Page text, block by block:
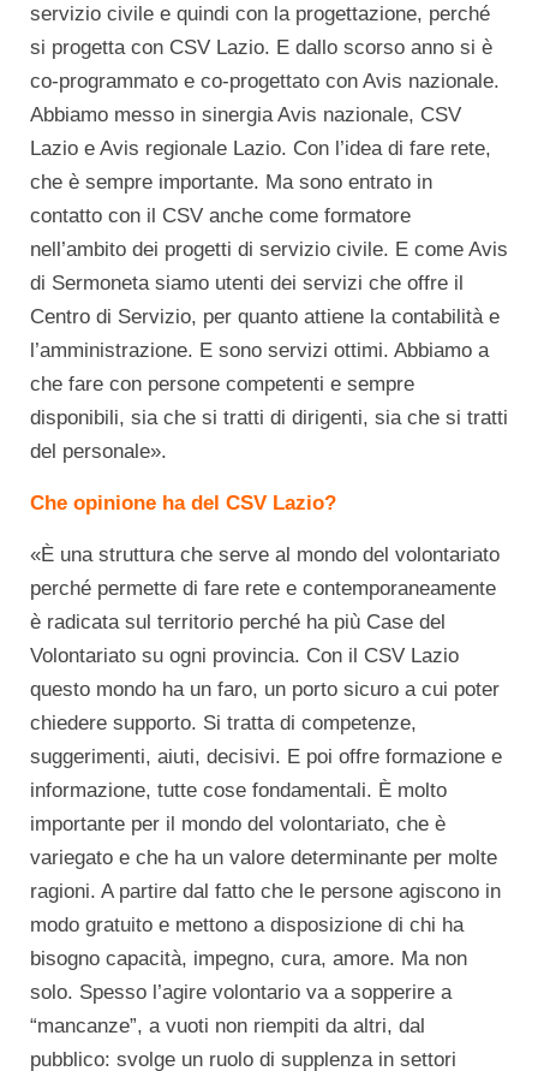
servizio civile e quindi con la progettazione, perché
si progetta con CSV Lazio. E dallo scorso anno si è
co-programmato e co-progettato con Avis nazionale.
Abbiamo messo in sinergia Avis nazionale, CSV
Lazio e Avis regionale Lazio. Con l’idea di fare rete,
che è sempre importante. Ma sono entrato in
contatto con il CSV anche come formatore
nell’ambito dei progetti di servizio civile. E come Avis
di Sermoneta siamo utenti dei servizi che offre il
Centro di Servizio, per quanto attiene la contabilità e
l’amministrazione. E sono servizi ottimi. Abbiamo a
che fare con persone competenti e sempre
disponibili, sia che si tratti di dirigenti, sia che si tratti
del personale».
Che opinione ha del CSV Lazio?
«È una struttura che serve al mondo del volontariato
perché permette di fare rete e contemporaneamente
è radicata sul territorio perché ha più Case del
Volontariato su ogni provincia. Con il CSV Lazio
questo mondo ha un faro, un porto sicuro a cui poter
chiedere supporto. Si tratta di competenze,
suggerimenti, aiuti, decisivi. E poi offre formazione e
informazione, tutte cose fondamentali. È molto
importante per il mondo del volontariato, che è
variegato e che ha un valore determinante per molte
ragioni. A partire dal fatto che le persone agiscono in
modo gratuito e mettono a disposizione di chi ha
bisogno capacità, impegno, cura, amore. Ma non
solo. Spesso l’agire volontario va a sopperire a
“mancanze”, a vuoti non riempiti da altri, dal
pubblico: svolge un ruolo di supplenza in settori